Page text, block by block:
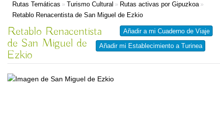
Rutas Temáticas » Turismo Cultural » Rutas activas por Gipuzkoa»
Retablo Renacentista de San Miguel de Ezkio
Añadir a mi Cuaderno de Viaje
Añadir mi Establecimiento a Turinea
Retablo Renacentista
de San Miguel de
Ezkio